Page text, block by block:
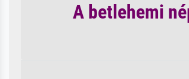
A betlehemi